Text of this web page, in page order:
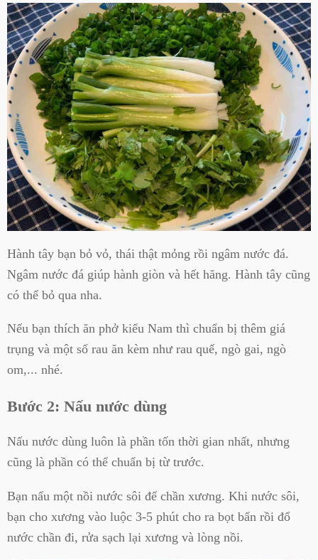
Hành tây bạn bỏ vỏ, thái thật mỏng rồi ngâm nước đá.
Ngâm nước đá giúp hành giòn và hết hăng. Hành tây cũng
có thể bỏ qua nha.
Nếu bạn thích ăn phở kiểu Nam thì chuẩn bị thêm giá
trụng và một số rau ăn kèm như rau quế, ngò gai, ngò
om,... nhé.
Bước 2: Nấu nước dùng
Nấu nước dùng luôn là phần tốn thời gian nhất, nhưng
cũng là phần có thể chuẩn bị từ trước.
Bạn nấu một nồi nước sôi để chần xương. Khi nước sôi,
bạn cho xương vào luộc 3-5 phút cho ra bọt bẩn rồi đổ
nước chần đi, rửa sạch lại xương và lòng nồi.